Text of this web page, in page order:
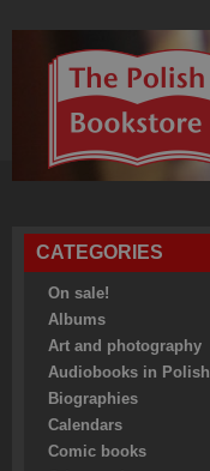
CATEGORIES
On sale!
Albums
Art and photography
Audiobooks in Polish
Biographies
Calendars
Comic books